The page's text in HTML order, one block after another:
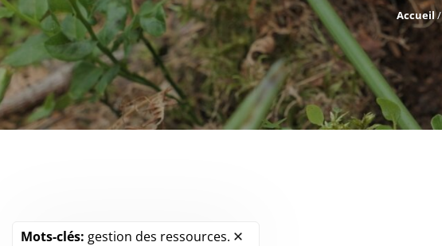
Accueil/
Mots-clés: gestion des ressources.